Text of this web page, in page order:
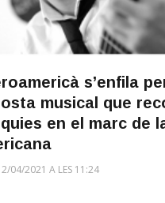
s’enfila
musical que
en el marc de
04/2021 A LES 11:24